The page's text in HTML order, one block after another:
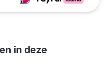
in deze